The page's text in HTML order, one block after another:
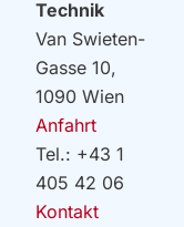
Technik
Van Swieten-
Gasse 10,
1090 Wien
Anfahrt
Tel.: +43 1
405 42 06
Kontakt